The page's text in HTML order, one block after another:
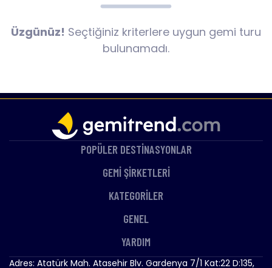
Üzgünüz! Seçtiğiniz kriterlere uygun gemi turu
bulunamadı.
POPÜLER DESTİNASYONLAR
GEMİ ŞİRKETLERİ
KATEGORİLER
GENEL
YARDIM
Adres: Atatürk Mah. Atasehir Blv. Gardenya 7/1 Kat:22 D:135,